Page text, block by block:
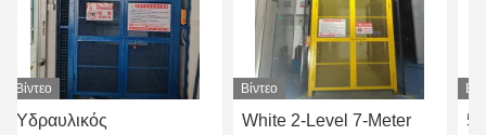
Βίντεο
White 2-Level 7-Meter
Βίντεο
500kg to 2000kg Large